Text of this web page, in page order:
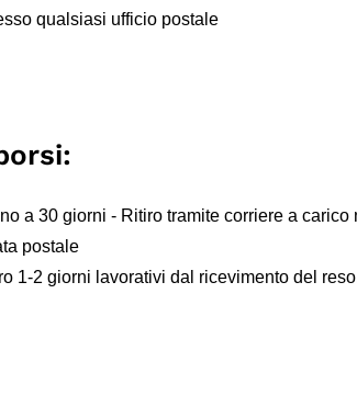
qualsiasi ufficio postale
a 30 giorni - Ritiro tramite corriere a carico
postale
1-2 giorni lavorativi dal ricevimento del